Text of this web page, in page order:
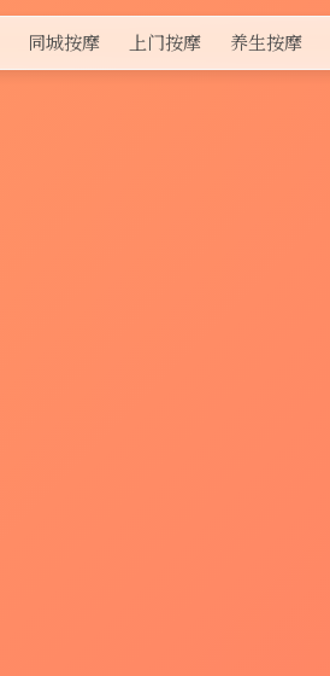
同城按摩 上门按摩 养生按摩